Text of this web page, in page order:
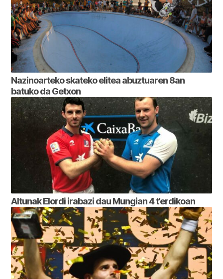
Nazinoarteko skateko elitea abuztuaren 8an
batuko da Getxon
Altunak Elordi irabazi dau Mungian 4 t’erdikoan